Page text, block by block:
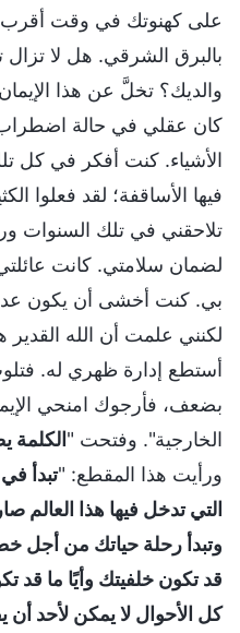
على كهنوتك في وقت أقرب،
بالبرق الشرقي. هل لا
والديك؟ تخلَّ عن هذا
كان عقلي في حالة اضطراب
الأشياء. كنت أفكر في كل
فيها الأساقفة؛ لقد فعلوا
تلاحقني في تلك السنوات
لضمان سلامتي. كانت
بي. كنت أخشى أن يكون
لكنني علمت أن الله القدير
أستطع إدارة ظهري له.
بضعف، فأرجوك امنحي
الخارجية". وفتحت "الكلمة
ورأيت هذا المقطع: "تبدأ
التي تدخل فيها هذا العالم
وتبدأ رحلة حياتك من أجل
قد تكون خلفيتك وأيًا ما قد
كل الأحوال لا يمكن لأحد